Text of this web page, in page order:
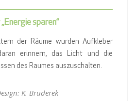
sparen“
der Räume wurden Aufkleber
erinnern, das Licht und die
des Raumes auszuschalten.
K. Bruderek